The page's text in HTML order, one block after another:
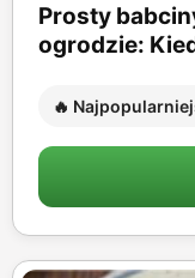
Prosty
ogrodzie:
🔥